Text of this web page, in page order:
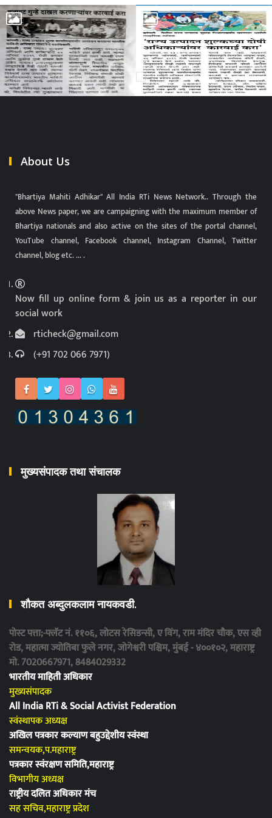
About Us
"Bhartiya Mahiti Adhikar" All India RTi News Network.. Through the
above News paper, we are campaigning with the maximum member of
Bhartiya nationals and also active on the sites of the portal channel,
YouTube channel, Facebook channel, Instagram Channel, Twitter
channel, blog etc. ... .
Now fill up online form & join us as a reporter in our
social work
rticheck@gmail.com
(+91 702 066 7971)
मुख्यसंपादक तथा संचालक
शौकत अब्दुलकलाम नायकवडी.
पोस्ट पत्ता;-फ्लॅट नं. ११०६, लोटस रेसिडन्सी, ए विंग, राम मंदिर चौक, एस व्ही
रोड, महात्मा ज्योतिबा फुले नगर, जोगेश्वरी पश्चिम, मुंबई - ४००१०२, महाराष्ट्र
मो. 7020667971, 8484029332
भारतीय माहिती अधिकार
मुख्यसंपादक
All India RTi & Social Activist Federation
स्वंस्थापक अध्यक्ष
अखिल पत्रकार कल्याण बहुउद्देशीय स्वंस्था
समन्वयक,प.महाराष्ट्र
पत्रकार स्वंरक्षण समिति,महाराष्ट्र
विभागीय अध्यक्ष
राष्ट्रीय दलित अधिकार मंच
सह सचिव,महाराष्ट्र प्रदेश